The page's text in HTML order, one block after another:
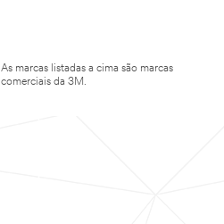
As marcas listadas a cima são marcas
comerciais da 3M.